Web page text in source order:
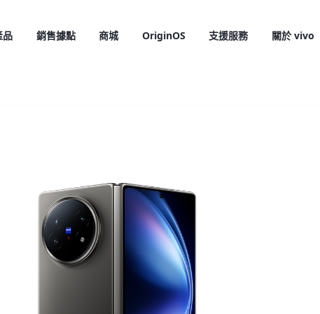
品 銷售據點 商城 OriginOS 支援服務 關於 vivo